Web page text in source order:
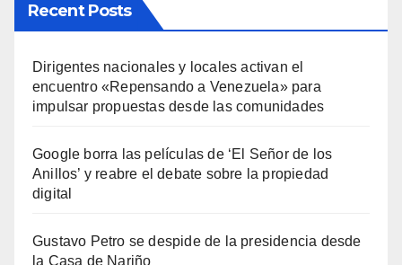
Recent Posts
Dirigentes nacionales y locales activan el
encuentro «Repensando a Venezuela» para
impulsar propuestas desde las comunidades
Google borra las películas de ‘El Señor de los
Anillos’ y reabre el debate sobre la propiedad
digital
Gustavo Petro se despide de la presidencia desde
la Casa de Nariño